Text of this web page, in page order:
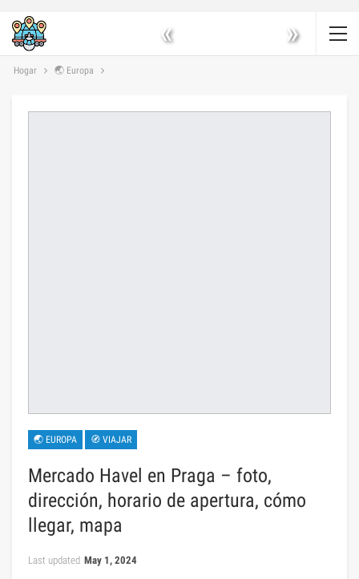
« »
Hogar 🌏 Europa
🌏 EUROPA 🧭 VIAJAR
Mercado Havel en Praga – foto,
dirección, horario de apertura, cómo
llegar, mapa
Last updated May 1, 2024